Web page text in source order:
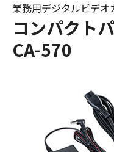
コンパクト
CA-570
業務用デジタルビデオ